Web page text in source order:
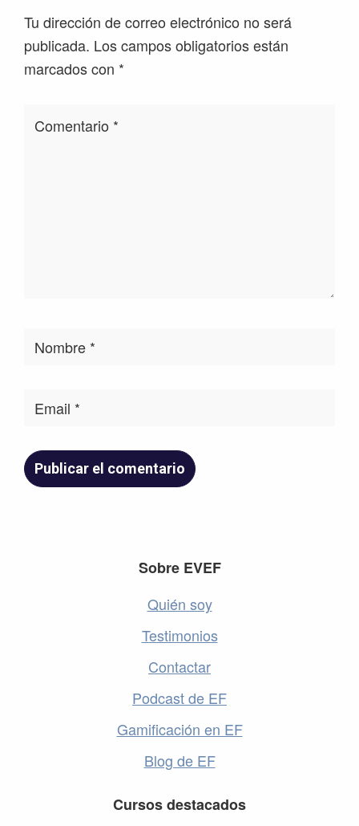
los
lectores
Tu dirección de correo electrónico no será
publicada. Los campos obligatorios están
marcados con *
Sobre EVEF
Quién soy
Testimonios
Contactar
Podcast de EF
Gamificación en EF
Blog de EF
Cursos destacados